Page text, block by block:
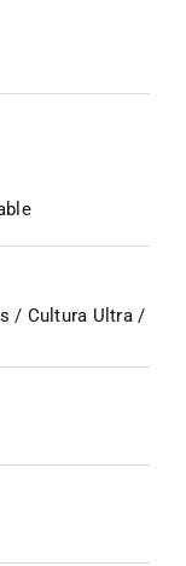
/ Cultura Ultra /